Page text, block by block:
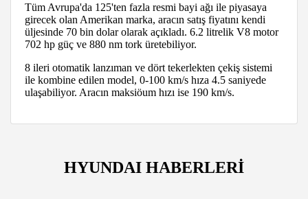
Tüm Avrupa'da 125'ten fazla resmi bayi ağı ile piyasaya
girecek olan Amerikan marka, aracın satış fiyatını kendi
üljesinde 70 bin dolar olarak açıkladı. 6.2 litrelik V8 motor
702 hp güç ve 880 nm tork üretebiliyor.
8 ileri otomatik lanzıman ve dört tekerlekten çekiş sistemi
ile kombine edilen model, 0-100 km/s hıza 4.5 saniyede
ulaşabiliyor. Aracın maksiöum hızı ise 190 km/s.
HYUNDAI HABERLERİ